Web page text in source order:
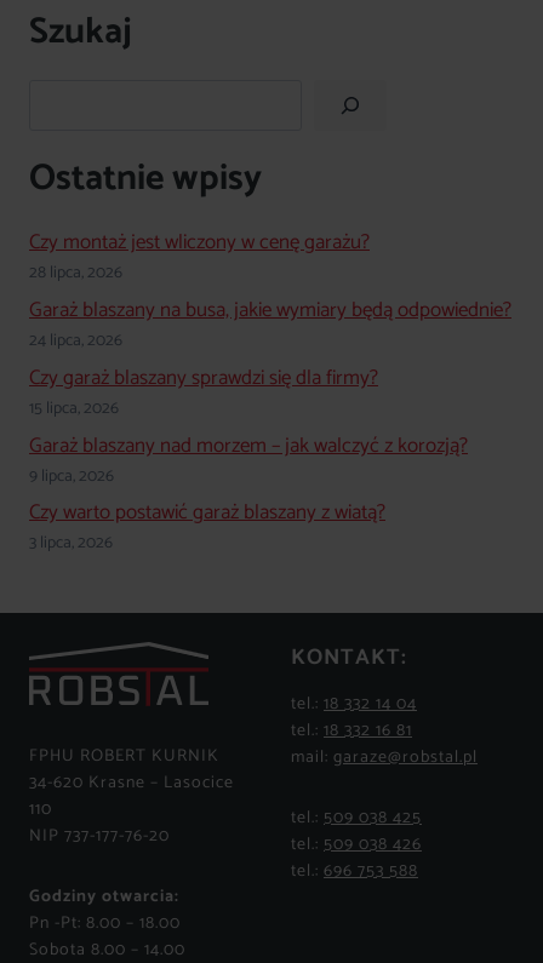
Szukaj
Ostatnie wpisy
Czy montaż jest wliczony w cenę garażu?
28 lipca, 2026
Garaż blaszany na busa, jakie wymiary będą odpowiednie?
24 lipca, 2026
Czy garaż blaszany sprawdzi się dla firmy?
15 lipca, 2026
Garaż blaszany nad morzem – jak walczyć z korozją?
9 lipca, 2026
Czy warto postawić garaż blaszany z wiatą?
3 lipca, 2026
FPHU ROBERT KURNIK
34-620 Krasne – Lasocice
110
NIP 737-177-76-20
Godziny otwarcia:
Pn -Pt: 8.00 – 18.00
Sobota 8.00 – 14.00
KONTAKT:
tel.: 18 332 14 04
tel.: 18 332 16 81
mail: garaze@robstal.pl
tel.: 509 038 425
tel.: 509 038 426
tel.: 696 753 588